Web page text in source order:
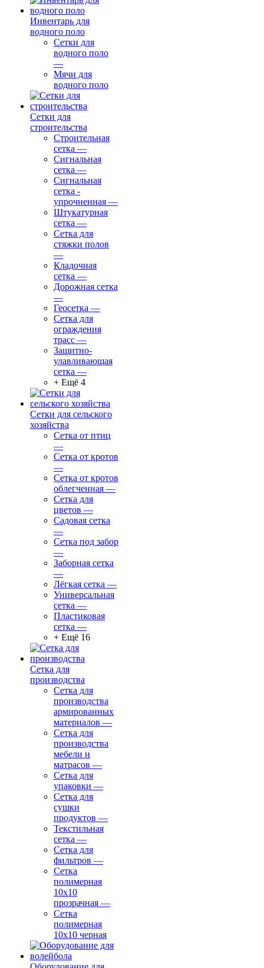
Инвентарь для
водного поло
Сетки для
водного поло
—
Мячи для
водного поло
Сетки для
строительства
Строительная
сетка —
Сигнальная
сетка —
Сигнальная
сетка -
упрочненная —
Штукатурная
сетка —
Сетка для
стяжки полов
—
Кладочная
сетка —
Дорожная сетка
—
Геосетка —
Сетка для
ограждения
трасс —
Защитно-
улавливающая
сетка —
+ Ещё 4
Сетки для сельского
хозяйства
Сетка от птиц
—
Сетка от кротов
—
Сетка от кротов
облегченная —
Сетка для
цветов —
Садовая сетка
—
Сетка под забор
—
Заборная сетка
—
Лёгкая сетка —
Универсальная
сетка —
Пластиковая
сетка —
+ Ещё 16
Сетка для
производства
Сетка для
производства
армированных
материалов —
Сетка для
производства
мебели и
матрасов —
Сетка для
упаковки —
Сетка для
сушки
продуктов —
Текстильная
сетка —
Сетка для
фильтров —
Сетка
полимерная
10х10
прозрачная —
Сетка
полимерная
10х10 черная